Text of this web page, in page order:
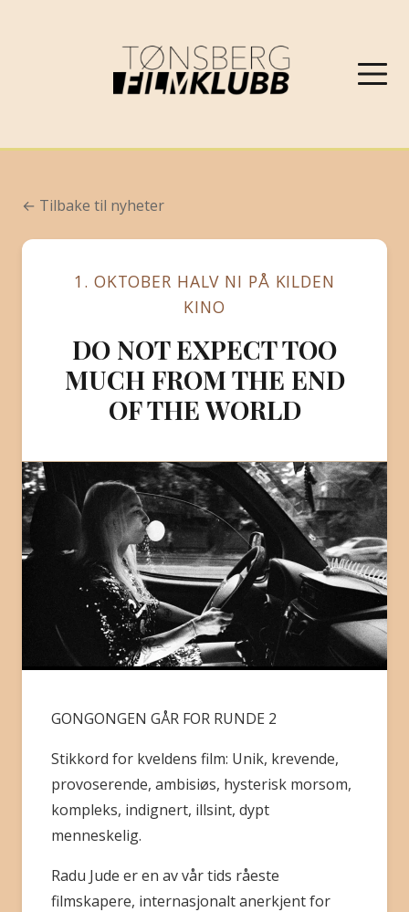
VÅRPROGRAM 2026
OM FILMKLUBBEN
KONTAKT
PROGRAMARKIV
← Tilbake til nyheter
1. OKTOBER HALV NI PÅ KILDEN
KINO
DO NOT EXPECT TOO
MUCH FROM THE END
OF THE WORLD
GONGONGEN GÅR FOR RUNDE 2
Stikkord for kveldens film: Unik, krevende,
provoserende, ambisiøs, hysterisk morsom,
kompleks, indignert, illsint, dypt
menneskelig.
Radu Jude er en av vår tids råeste
filmskapere, internasjonalt anerkjent for